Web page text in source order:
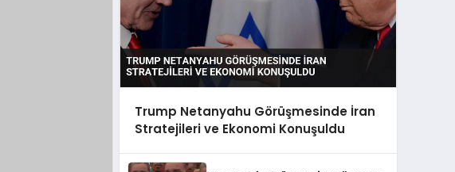
Trump Netanyahu Görüşmesinde İran
Stratejileri ve Ekonomi Konuşuldu